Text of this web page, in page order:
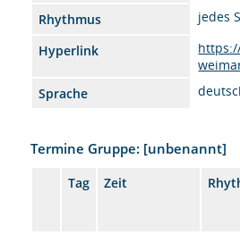
Rhythmus
jedes
Hyperlink
Sprache
Termine Gruppe: [unbenannt]
Tag Zeit